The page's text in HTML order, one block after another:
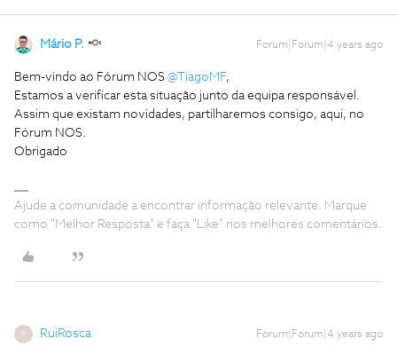
Mário P. Forum|Forum|4 years ago
Bem-vindo ao Fórum NOS @TiagoMF,
Estamos a verificar esta situação junto da equipa responsável.
Assim que existam novidades, partilharemos consigo, aqui, no
Fórum NOS.
Obrigado
Ajude a comunidade a encontrar informação relevante. Marque
como "Melhor Resposta" e faça "Like" nos melhores comentários.
R RuiRosca Forum|Forum|4 years ago